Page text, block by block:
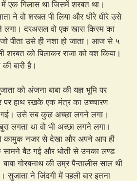
में एक गिलास था जिसमें शरबत था।
ने वो शरबत पी लिया और धीरे धीरे उसे
लगा। दरअसल वो एक खास किस्म का
पीता उसे ही नशा हो जाता। आज से ५
शरबत को पिलाकर राजा को वश किया।
बारी है।
को अंजना बाबा की यज्ञ भूमि पर
पर हाथ रखके एक मंत्र का उच्चारण
गई। उसे सब कुछ अच्छा लगने लगा।
लगता था वो भी अच्छा लगने लगा।
कामुक नजर से देखा और अपने आप ही
सामने बैठ गई और धोती से उनका लण्ड
गोरबनाथ की उम्र पैन्तालीस साल थी
ने जिंदगी में पहली बार इतना